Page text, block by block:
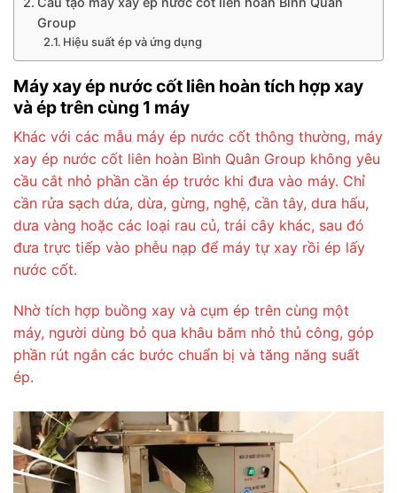
Group
Hiệu suất ép và ứng dụng
Máy xay ép nước cốt liên hoàn tích hợp xay
và ép trên cùng 1 máy
Khác với các mẫu máy ép nước cốt thông thường, máy
xay ép nước cốt liên hoàn Bình Quân Group không yêu
cầu cắt nhỏ phần cần ép trước khi đưa vào máy. Chỉ
cần rửa sạch dứa, dừa, gừng, nghệ, cần tây, dưa hấu,
dưa vàng hoặc các loại rau củ, trái cây khác, sau đó
đưa trực tiếp vào phễu nạp để máy tự xay rồi ép lấy
nước cốt.
Nhờ tích hợp buồng xay và cụm ép trên cùng một
máy, người dùng bỏ qua khâu băm nhỏ thủ công, góp
phần rút ngắn các bước chuẩn bị và tăng năng suất
ép.